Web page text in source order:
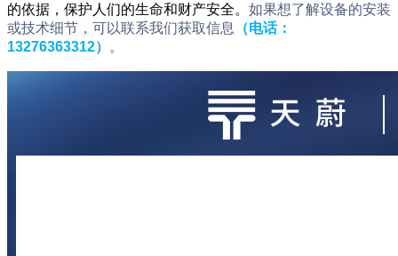
的依据，保护人们的生命和财产安全。 如果想了解设备的安装
或技术细节，可以联系我们获取信息
（电话：
13276363312）
。